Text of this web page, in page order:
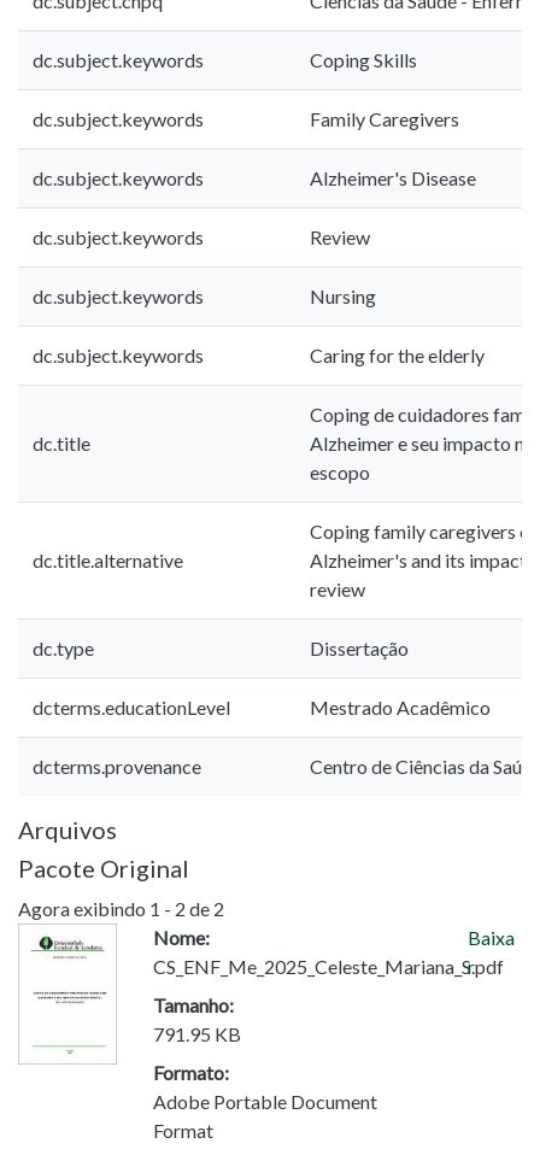
dc.subject.keywords Coping Skills
dc.subject.keywords Family Caregivers
dc.subject.keywords Alzheimer's Disease
dc.subject.keywords Review
dc.subject.keywords Nursing
dc.subject.keywords Caring for the elderly
dc.title
Coping de cuidadores
Alzheimer e seu impacto
escopo
dc.title.alternative
Coping family caregivers
Alzheimer's and its impact
review
dc.type Dissertação
dcterms.educationLevel Mestrado Acadêmico
dcterms.provenance Centro de Ciências da
Arquivos
Pacote Original
Agora exibindo 1 - 2 de 2
Nome:
CS_ENF_Me_2025_Celeste_Mariana_S.pdf
Tamanho:
791.95 KB
Formato:
Adobe Portable Document
Format
Baixa
r